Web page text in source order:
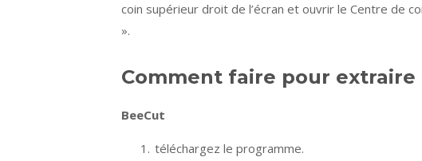
coin supérieur droit de l’écran et ouvrir le Centre de
».
Comment faire pour extraire
BeeCut
téléchargez le programme.